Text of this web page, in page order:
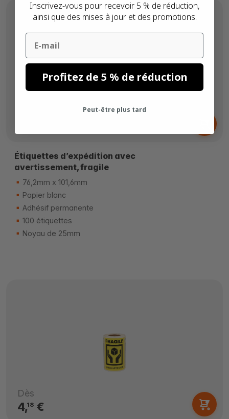
Étiquettes d’expédition avec
avertissement, fragile
76,2mm x 101,6mm
Papier blanc
Adhésif permanente
100 étiquettes
Noyau de 25mm
Dès
4,18€
Inscrivez-vous pour recevoir 5 % de réduction,
ainsi que des mises à jour et des promotions.
Email
Profitez de 5 % de réduction
Peut-être plus tard